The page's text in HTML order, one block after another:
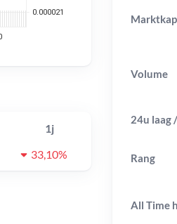
1j
33,10%
Volume
24u laag
Rang
All Time